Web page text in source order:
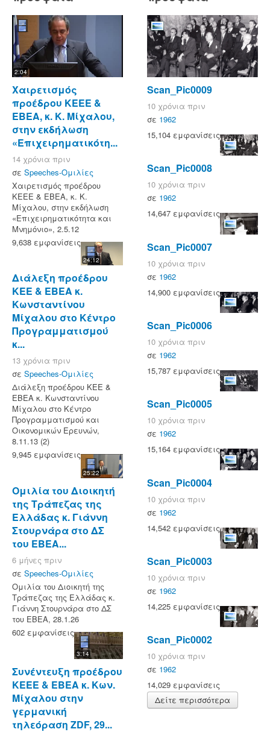
2:04
Χαιρετισμός
προέδρου ΚΕΕΕ &
ΕΒΕΑ, κ. Κ. Μίχαλου,
στην εκδήλωση
«Επιχειρηματικότη...
14 χρόνια πριν
σε Speeches-Ομιλίες
Χαιρετισμός προέδρου
ΚΕΕΕ & ΕΒΕΑ, κ. Κ.
Μίχαλου, στην εκδήλωση
«Επιχειρηματικότητα και
Μνημόνιο», 2.5.12
9,638 εμφανίσεις
24:12
Διάλεξη προέδρου
ΚΕΕ & ΕΒΕΑ κ.
Κωνσταντίνου
Μίχαλου στο Κέντρο
Προγραμματισμού
κ...
13 χρόνια πριν
σε Speeches-Ομιλίες
Διάλεξη προέδρου ΚΕΕ &
ΕΒΕΑ κ. Κωνσταντίνου
Μίχαλου στο Κέντρο
Προγραμματισμού και
Οικονομικών Ερευνών,
8.11.13 (2)
9,945 εμφανίσεις
25:22
Ομιλία του Διοικητή
της Τράπεζας της
Ελλάδας κ. Γιάννη
Στουρνάρα στο ΔΣ
του ΕΒΕΑ...
6 μήνες πριν
σε Speeches-Ομιλίες
Ομιλία του Διοικητή της
Τράπεζας της Ελλάδας κ.
Γιάννη Στουρνάρα στο ΔΣ
του ΕΒΕΑ, 28.1.26
602 εμφανίσεις
3:14
Συνέντευξη προέδρου
KEEE & ΕΒΕΑ κ. Κων.
Μίχαλου στην
γερμανική
τηλεόραση ZDF, 29...
Scan_Pic0009
10 χρόνια πριν
σε 1962
15,104 εμφανίσεις
Scan_Pic0008
10 χρόνια πριν
σε 1962
14,647 εμφανίσεις
Scan_Pic0007
10 χρόνια πριν
σε 1962
14,900 εμφανίσεις
Scan_Pic0006
10 χρόνια πριν
σε 1962
15,787 εμφανίσεις
Scan_Pic0005
10 χρόνια πριν
σε 1962
15,164 εμφανίσεις
Scan_Pic0004
10 χρόνια πριν
σε 1962
14,542 εμφανίσεις
Scan_Pic0003
10 χρόνια πριν
σε 1962
14,225 εμφανίσεις
Scan_Pic0002
10 χρόνια πριν
σε 1962
14,029 εμφανίσεις
Δείτε περισσότερα